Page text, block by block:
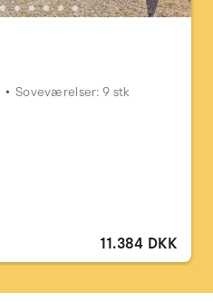
Soveværelser: 9 stk
11.384 DKK